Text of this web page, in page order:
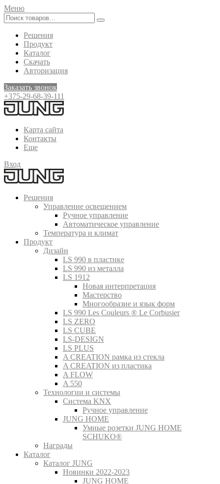
Меню
Решения
Продукт
Каталог
Скачать
Авторизация
Заказать звонок
+375-29-68-39-111
Карта сайта
Контакты
Еще
Вход
Решения
Управление освещением
Ручное управление
Автоматическое управление
Температура и климат
Продукт
Дизайн
LS 990 в пластике
LS 990 из металла
LS 1912
Новая интерпретация
Мастерство
Многообразие и язык форм
LS 990 Les Couleurs ® Le Corbusier
LS ZERO
LS CUBE
LS-DESIGN
LS PLUS
A CREATION рамка из стекла
A CREATION из пластика
A FLOW
A 550
Технологии и системы
Система KNX
Ручное управление
JUNG HOME
Умные розетки JUNG HOME
SCHUKO®
Награды
Каталог
Каталог JUNG
Новинки 2022-2023
JUNG HOME